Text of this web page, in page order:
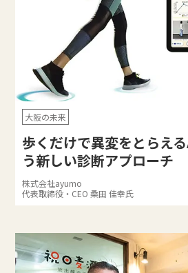
大阪の未来
歩くだけで異変をとらえ
う新しい診断アプローチ
株式会社ayumo
代表取締役・CEO 桑田 佳幸氏